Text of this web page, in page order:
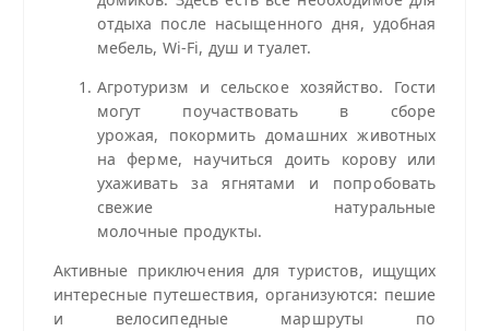
отдыха после насыщенного дня, удобная
мебель, Wi‑Fi, душ и туалет.
Агротуризм и сельское хозяйство. Гости
могут поучаствовать в сборе
урожая, покормить домашних животных
на ферме, научиться доить корову или
ухаживать за ягнятами и попробовать
свежие натуральные
молочные продукты.
Активные приключения для туристов, ищущих
интересные путешествия, организуются: пешие
и велосипедные маршруты по